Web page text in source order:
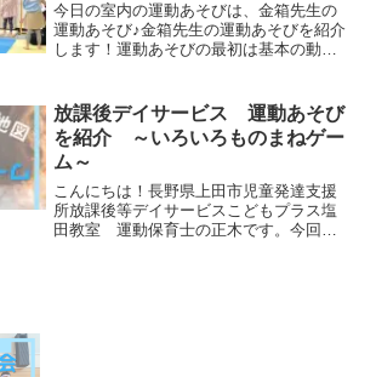
今日の室内の運動あそびは、金箱先生の
運動あそび♪金箱先生の運動あそびを紹介
します！運動あそびの最初は基本の動物
が持ったスポンジ棒が足か頭に動いてき
ます！足に来たらその場...
放課後デイサービス 運動あそび
を紹介 ～いろいろものまねゲー
ム～
こんにちは！長野県上田市児童発達支援
所放課後等デイサービスこどもプラス塩
田教室 運動保育士の正木です。今回は